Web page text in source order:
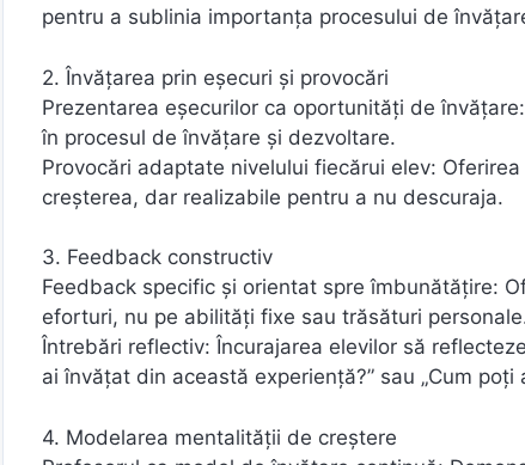
pentru a sublinia importanța procesului de
2. Învățarea prin eșecuri și provocări
Prezentarea eșecurilor ca oportunități de
în procesul de învățare și dezvoltare.
Provocări adaptate nivelului fiecărui elev:
creșterea, dar realizabile pentru a nu descuraja.
3. Feedback constructiv
Feedback specific și orientat spre îmbunătățire:
eforturi, nu pe abilități fixe sau trăsături
Întrebări reflectiv: Încurajarea elevilor să
ai învățat din această experiență?” sau „Cum
4. Modelarea mentalității de creștere